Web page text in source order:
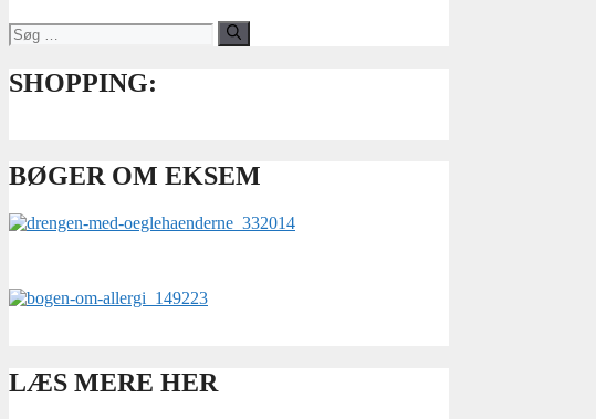
Søg
efter:
SHOPPING:
BØGER OM EKSEM
LÆS MERE HER